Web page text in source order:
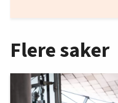
Flere saker